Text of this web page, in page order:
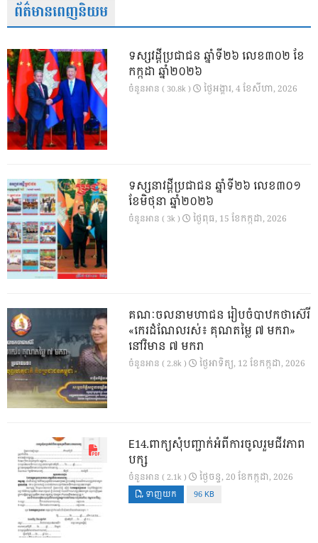
ព័ត៌មានពេញនិយម
ទស្សវដ្តីប្រជាជន ឆ្នាំទី២៦ លេខ៣០២ ខែ
កក្កដា ឆ្នាំ២០២៦
ចំនួនអាន ( 30.8k ) ថ្ងៃ​អង្គារ, 4 ខែ​សីហា, 2026
ទស្សនាវដ្ដីប្រជាជន ឆ្នាំទី២៦ លេខ៣០១
ខែមិថុនា ឆ្នាំ២០២៦
ចំនួនអាន ( 3k ) ថ្ងៃ​ពុធ, 15 ខែ​កក្កដា, 2026
គណៈចលនាមហាជន រៀបចំបាឋកថាស៊េរី
«កេរដំណែលរស់៖ គុណតម្លៃ ៧ មករា»
នៅវិមាន ៧ មករា
ចំនួនអាន ( 2.8k ) ថ្ងៃ​អាទិត្យ, 12 ខែ​កក្កដា, 2026
E14.ពាក្យសុំបញ្ជាក់អំពីការចូលរួមជីវភាព
បក្ស
ចំនួនអាន ( 2.1k ) ថ្ងៃ​ចន្ទ, 20 ខែ​កក្កដា, 2026
ទាញយក 96 KB